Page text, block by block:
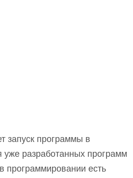
запуск программы в
уже разработанных программ
программировании есть